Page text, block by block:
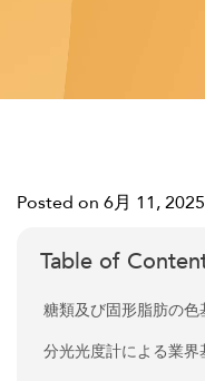
Posted on 6月 11, 2025
Table of
糖類及び固形脂肪の色
分光光度計による業界